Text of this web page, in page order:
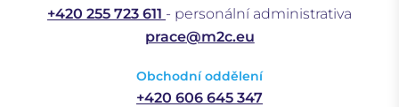
+420 255 723 611 - personální administrativa
prace@m2c.eu
Obchodní oddělení
+420 606 645 347